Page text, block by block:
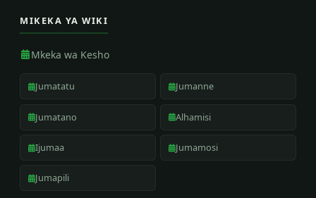
MIKEKA YA WIKI
Mkeka wa Kesho
Jumatatu Jumanne
Jumatano Alhamisi
Ijumaa Jumamosi
Jumapili